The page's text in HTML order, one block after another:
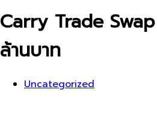
Carry Trade Swap
ล้านบาท
Uncategorized